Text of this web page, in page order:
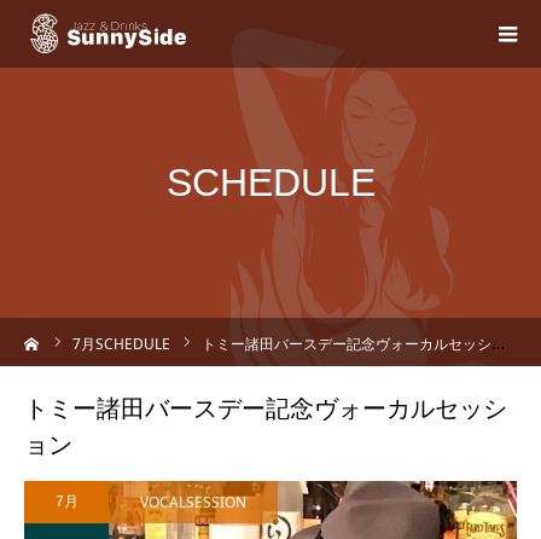
SCHEDULE
7月SCHEDULE トミー諸田バースデー記念ヴォーカルセッション
トミー諸田バースデー記念ヴォーカルセッシ
ョン
7月 VOCALSESSION